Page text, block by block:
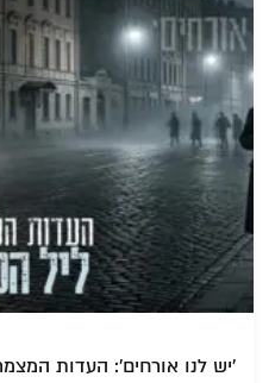
'יש לנו אורחים': העדות